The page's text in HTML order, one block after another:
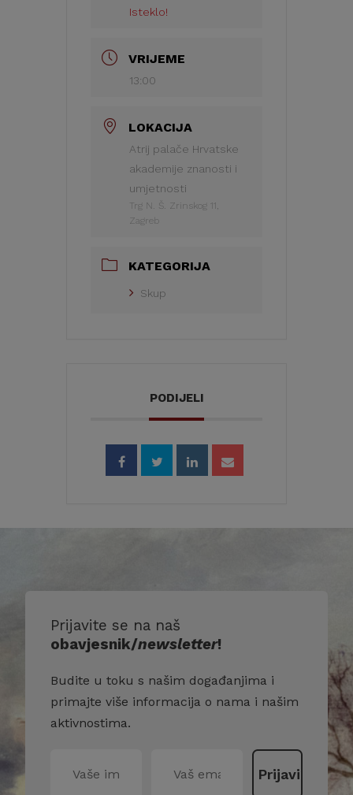
Isteklo!
VRIJEME
13:00
LOKACIJA
Atrij palače Hrvatske
akademije znanosti i
umjetnosti
Trg N. Š. Zrinskog 11,
Zagreb
KATEGORIJA
Skup
PODIJELI
Prijavite se na naš
obavjesnik/newsletter!
Budite u toku s našim događanjima i
primajte više informacija o nama i našim
aktivnostima.